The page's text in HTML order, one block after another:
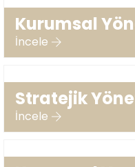
Kurumsal
İncele
Stratejik
İncele